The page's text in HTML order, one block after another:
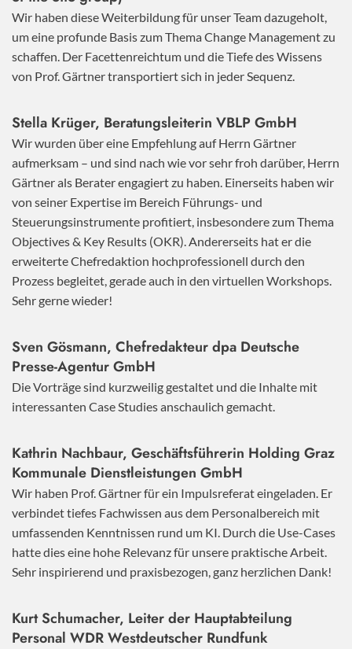
Wir haben diese Weiterbildung für unser Team dazugeholt,
um eine profunde Basis zum Thema Change Management zu
schaffen. Der Facettenreichtum und die Tiefe des Wissens
von Prof. Gärtner transportiert sich in jeder Sequenz.
Stella Krüger, Beratungsleiterin VBLP GmbH
Wir wurden über eine Empfehlung auf Herrn Gärtner
aufmerksam – und sind nach wie vor sehr froh darüber, Herrn
Gärtner als Berater engagiert zu haben. Einerseits haben wir
von seiner Expertise im Bereich Führungs- und
Steuerungsinstrumente profitiert, insbesondere zum Thema
Objectives & Key Results (OKR). Andererseits hat er die
erweiterte Chefredaktion hochprofessionell durch den
Prozess begleitet, gerade auch in den virtuellen Workshops.
Sehr gerne wieder!
Sven Gösmann, Chefredakteur dpa Deutsche
Presse-Agentur GmbH
Die Vorträge sind kurzweilig gestaltet und die Inhalte mit
interessanten Case Studies anschaulich gemacht.
Kathrin Nachbaur, Geschäftsführerin Holding Graz
Kommunale Dienstleistungen GmbH
Wir haben Prof. Gärtner für ein Impulsreferat eingeladen. Er
verbindet tiefes Fachwissen aus dem Personalbereich mit
umfassenden Kenntnissen rund um KI. Durch die Use-Cases
hatte dies eine hohe Relevanz für unsere praktische Arbeit.
Sehr inspirierend und praxisbezogen, ganz herzlichen Dank!
Kurt Schumacher, Leiter der Hauptabteilung
Personal WDR Westdeutscher Rundfunk